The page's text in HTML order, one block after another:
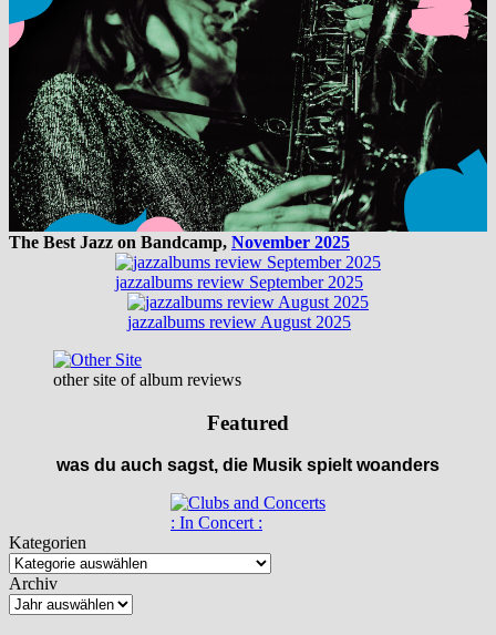
The Best Jazz on Bandcamp, November 2025
jazzalbums review September 2025
jazzalbums review August 2025
other site of album reviews
Featured
was du auch sagst, die Musik spielt woanders
: In Concert :
Kategorien
Archiv